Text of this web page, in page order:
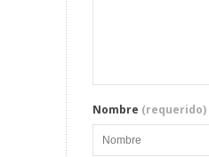
Nombre (requerido)